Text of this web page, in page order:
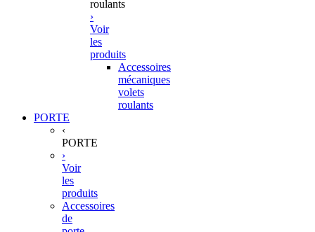
roulants
›
Voir
les
produits
Accessoires
mécaniques
volets
roulants
PORTE
‹
PORTE
›
Voir
les
produits
Accessoires
de